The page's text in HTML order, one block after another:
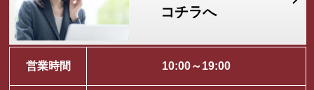
コチラへ
営業時間 10:00～19:00